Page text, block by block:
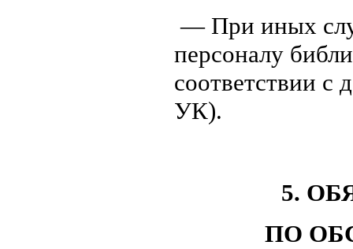
— При иных
персоналу
соответствии с
УК).
5.
ПО